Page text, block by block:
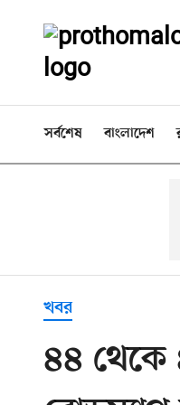
সর্বশেষ বাংলাদেশ
খবর
৪৪ থেকে